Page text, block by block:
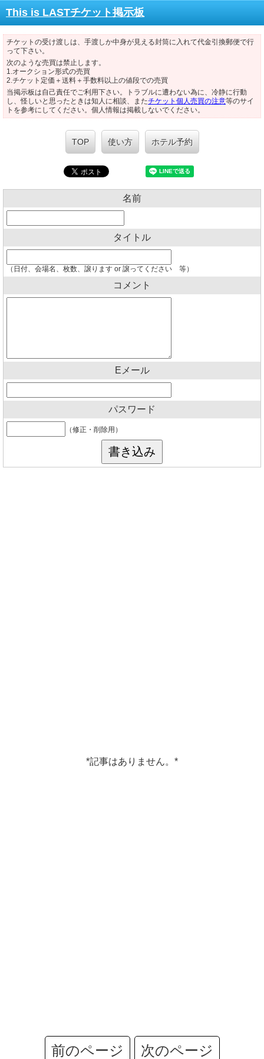
This is LASTチケット掲示板
チケットの受け渡しは、手渡しか中身が見える封筒に入れて代金引換郵便で行
って下さい。
次のような売買は禁止します。
1.オークション形式の売買
2.チケット定価＋送料＋手数料以上の値段での売買
当掲示板は自己責任でご利用下さい。トラブルに遭わない為に、冷静に行動
し、怪しいと思ったときは知人に相談、またチケット個人売買の注意等のサイ
トを参考にしてください。個人情報は掲載しないでください。
TOP 使い方 ホテル予約
名前
タイトル
（日付、会場名、枚数、譲ります or 譲ってください 等）
コメント
Eメール
パスワード
（修正・削除用）
*記事はありません。*
前のページ 次のページ